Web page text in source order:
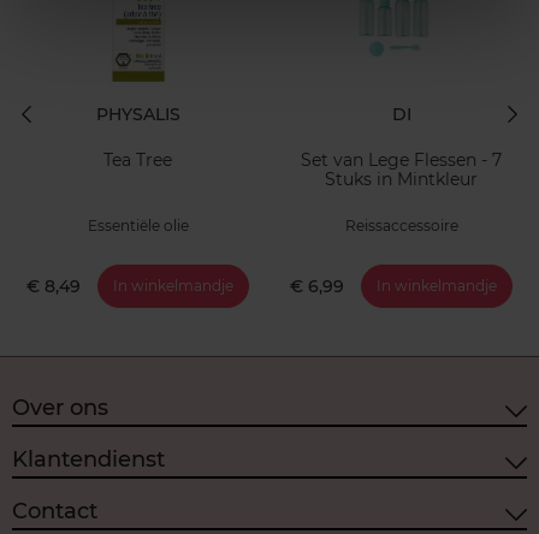
PHYSALIS
Tea Tree
Essentiële olie
€ 8,49 In winkelmandje
DI
Set van Lege Flessen - 7
Stuks in Mintkleur
Reissaccessoire
€ 6,99 In winkelmandje
Over ons
Klantendienst
Contact